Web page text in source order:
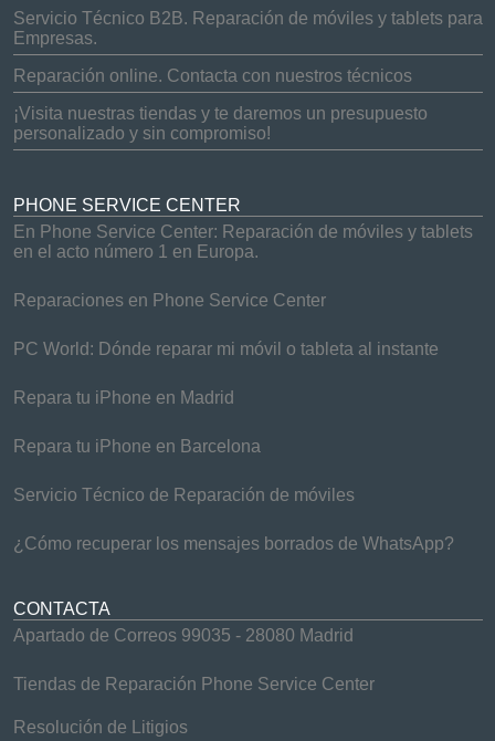
Servicio Técnico B2B. Reparación de móviles y tablets para
Empresas.
Reparación online. Contacta con nuestros técnicos
¡Visita nuestras tiendas y te daremos un presupuesto
personalizado y sin compromiso!
PHONE SERVICE CENTER
En Phone Service Center: Reparación de móviles y tablets
en el acto número 1 en Europa.
Reparaciones en Phone Service Center
PC World: Dónde reparar mi móvil o tableta al instante
Repara tu iPhone en Madrid
Repara tu iPhone en Barcelona
Servicio Técnico de Reparación de móviles
¿Cómo recuperar los mensajes borrados de WhatsApp?
CONTACTA
Apartado de Correos 99035 - 28080 Madrid
Tiendas de Reparación Phone Service Center
Resolución de Litigios